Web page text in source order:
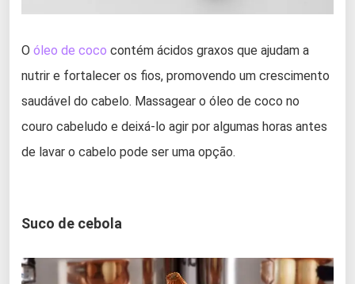
O óleo de coco contém ácidos graxos que ajudam a
nutrir e fortalecer os fios, promovendo um crescimento
saudável do cabelo. Massagear o óleo de coco no
couro cabeludo e deixá-lo agir por algumas horas antes
de lavar o cabelo pode ser uma opção.
Suco de cebola